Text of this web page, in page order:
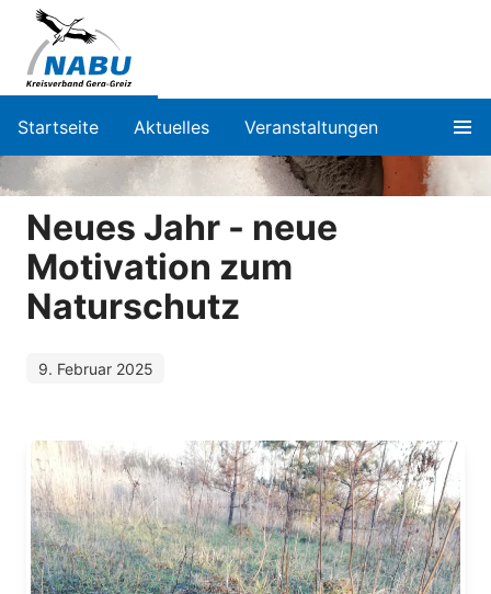
Startseite Aktuelles Veranstaltungen
Neues Jahr - neue
Motivation zum
Naturschutz
9. Februar 2025